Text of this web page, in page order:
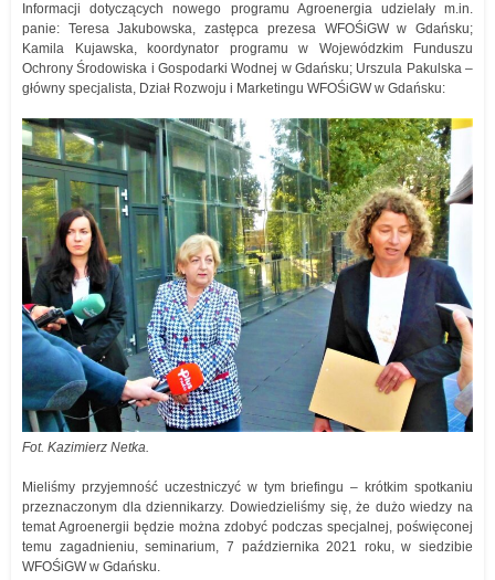
Informacji dotyczących nowego programu Agroenergia udzielały m.in.
panie: Teresa Jakubowska, zastępca prezesa WFOŚiGW w Gdańsku;
Kamila Kujawska, koordynator programu w Wojewódzkim Funduszu
Ochrony Środowiska i Gospodarki Wodnej w Gdańsku; Urszula Pakulska –
główny specjalista, Dział Rozwoju i Marketingu WFOŚiGW w Gdańsku:
Fot. Kazimierz Netka.
Mieliśmy przyjemność uczestniczyć w tym briefingu – krótkim spotkaniu
przeznaczonym dla dziennikarzy. Dowiedzieliśmy się, że dużo wiedzy na
temat Agroenergii będzie można zdobyć podczas specjalnej, poświęconej
temu zagadnieniu, seminarium, 7 października 2021 roku, w siedzibie
WFOŚiGW w Gdańsku.